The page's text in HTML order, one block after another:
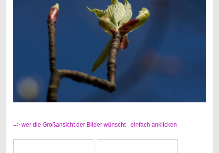
=> wer die Großansicht der Bilder wünscht - einfach anklicken